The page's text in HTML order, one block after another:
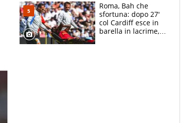
Roma, Bah che
sfortuna: dopo 27'
col Cardiff esce in
barella in lacrime,